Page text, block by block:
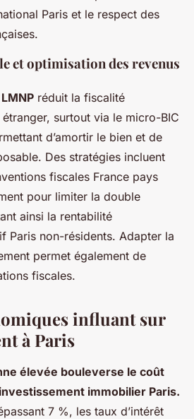
Paris et le respect des
et optimisation des revenus
réduit la fiscalité
surtout via le micro-BIC
d’amortir le bien et de
Des stratégies incluent
fiscales France pays
pour limiter la double
ainsi la rentabilité
Paris non-résidents. Adapter la
permet également de
fiscales.
influant sur
à Paris
élevée bouleverse le coût
immobilier Paris.
7 %, les taux d’intérêt